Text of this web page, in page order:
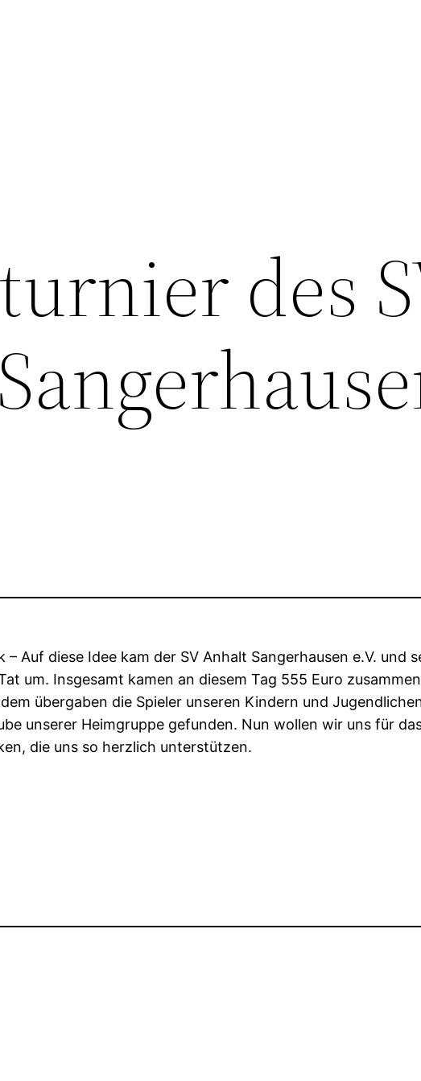
des
Auf diese Idee kam der SV Anhalt Sangerhausen e.V.
um. Insgesamt kamen an diesem Tag 555 Euro
übergaben die Spieler unseren Kindern und
unserer Heimgruppe gefunden. Nun wollen wir uns für
die uns so herzlich unterstützen.